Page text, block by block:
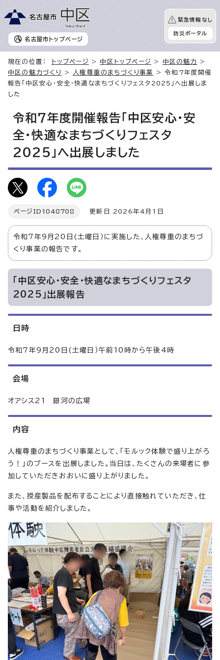
名古屋市 トップページ
緊急情報なし
防災ポータル
現在の位置： トップページ > 中区トップページ > 中区の魅力
>
中区の魅力づくり
> 人権尊重のまちづくり事業
> 令和7年度開催
報告「中区安心・安全・快適なまちづくりフェスタ2025」へ出展しま
した
令和7年度開催報告「中区安心・安
全・快適なまちづくりフェスタ
2025」へ出展しました
ページID 1048708 更新日 2026年4月1日
令和7年9月20日(土曜日）に実施した、人権尊重のまちづ
くり事業の報告です。
「中区安心・安全・快適なまちづくりフェスタ
2025」出展報告
日時
令和7年9月20日(土曜日）午前10時から午後4時
会場
オアシス21 銀河の広場
内容
人権尊重のまちづくり事業として、「モルック体験で盛り上がろ
う！」のブースを出展しました。当日は、たくさんの来場者に参
加していただきおおいに盛り上がりました。
また、授産製品を配布することにより直接触れていただき、仕
事や活動を紹介しました。